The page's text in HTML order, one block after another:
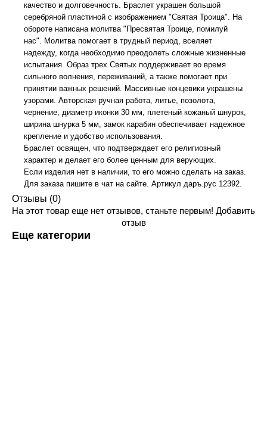
качество и долговечность. Браслет украшен большой
серебряной пластиной с изображением "Святая Троица". На
обороте написана молитва "Пресвятая Троице, помилуй
нас". Молитва помогает в трудный период, вселяет
надежду, когда необходимо преодолеть сложные жизненные
испытания. Образ трех Святых поддерживает во время
сильного волнения, переживаний, а также помогает при
принятии важных решений. Массивные концевики украшены
узорами. Авторская ручная работа, литье, позолота,
чернение, диаметр иконки 30 мм, плетеный кожаный шнурок,
ширина шнурка 5 мм, замок карабин обеспечивает надежное
крепление и удобство использования.
Браслет освящен, что подтверждает его религиозный
характер и делает его более ценным для верующих.
Если изделия нет в наличии, то его можно сделать на заказ.
Для заказа пишите в чат на сайте. Артикул даръ.рус 12392.
Отзывы (0)
На этот товар еще нет отзывов, станьте первым! Добавить
отзыв
Еще категории